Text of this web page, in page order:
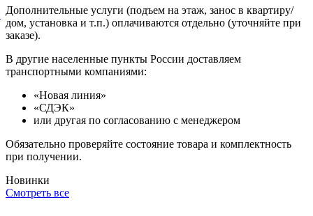
Дополнительные услуги (подъем на этаж, занос в квартиру/
дом, установка и т.п.) оплачиваются отдельно (уточняйте при
заказе).
В другие населенные пункты России доставляем
транспортными компаниями:
«Новая линия»
«СДЭК»
или другая по согласованию с менеджером
Обязательно проверяйте состояние товара и комплектность
при получении.
Новинки
Смотреть все